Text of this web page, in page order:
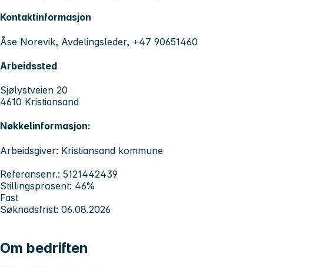
Kontaktinformasjon
Åse Norevik, Avdelingsleder, +47 90651460
Arbeidssted
Sjølystveien 20
4610 Kristiansand
Nøkkelinformasjon:
Arbeidsgiver: Kristiansand kommune
Referansenr.: 5121442439
Stillingsprosent: 46%
Fast
Søknadsfrist: 06.08.2026
Om bedriften